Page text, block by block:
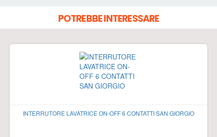
POTREBBE INTERESSARE
INTERRUTORE LAVATRICE ON-OFF 6 CONTATTI SAN GIORGIO